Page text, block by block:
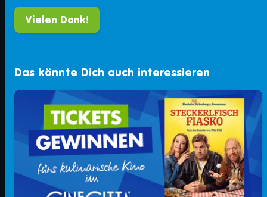
Das könnte Dich auch interessieren